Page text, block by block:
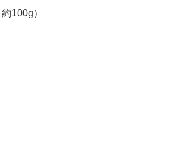
100g）